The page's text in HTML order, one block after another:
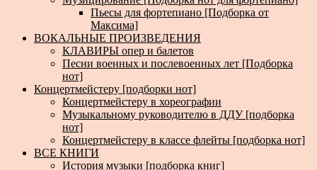
Пьесы для фортепиано [Подборка от
Максима]
ВОКАЛЬНЫЕ ПРОИЗВЕДЕНИЯ
КЛАВИРЫ опер и балетов
Песни военных и послевоенных лет [Подборка
нот]
Концертмейстеру [подборки нот]
Концертмейстеру в хореографии
Музыкальному руководителю в ДДУ [подборка
нот]
Концертмейстеру в классе флейты [подборка нот]
ВСЕ КНИГИ
История музыки [подборка книг]